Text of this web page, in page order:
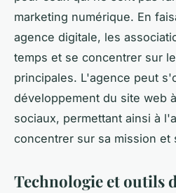
marketing numérique. En
agence digitale, les
temps et se concentrer sur
principales. L'agence peut
développement du site web
sociaux, permettant ainsi à
concentrer sur sa mission et
Technologie et outils